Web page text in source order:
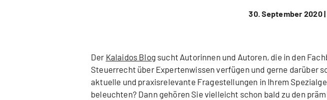
30. September 2020 |
Der Kalaidos Blog sucht Autorinnen und Autoren, die in den
Steuerrecht über Expertenwissen verfügen und gerne darüber
aktuelle und praxisrelevante Fragestellungen in Ihrem
beleuchten? Dann gehören Sie vielleicht schon bald zu den